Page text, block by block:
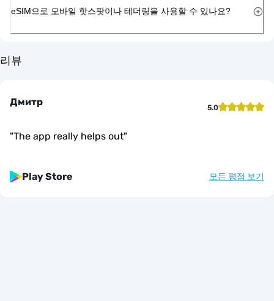
eSIM으로 모바일 핫스팟이나 테더링을 사용할 수 있나요?
리뷰
Дмитр 5.0
"The app really helps out"
Play Store 모든 평점 보기